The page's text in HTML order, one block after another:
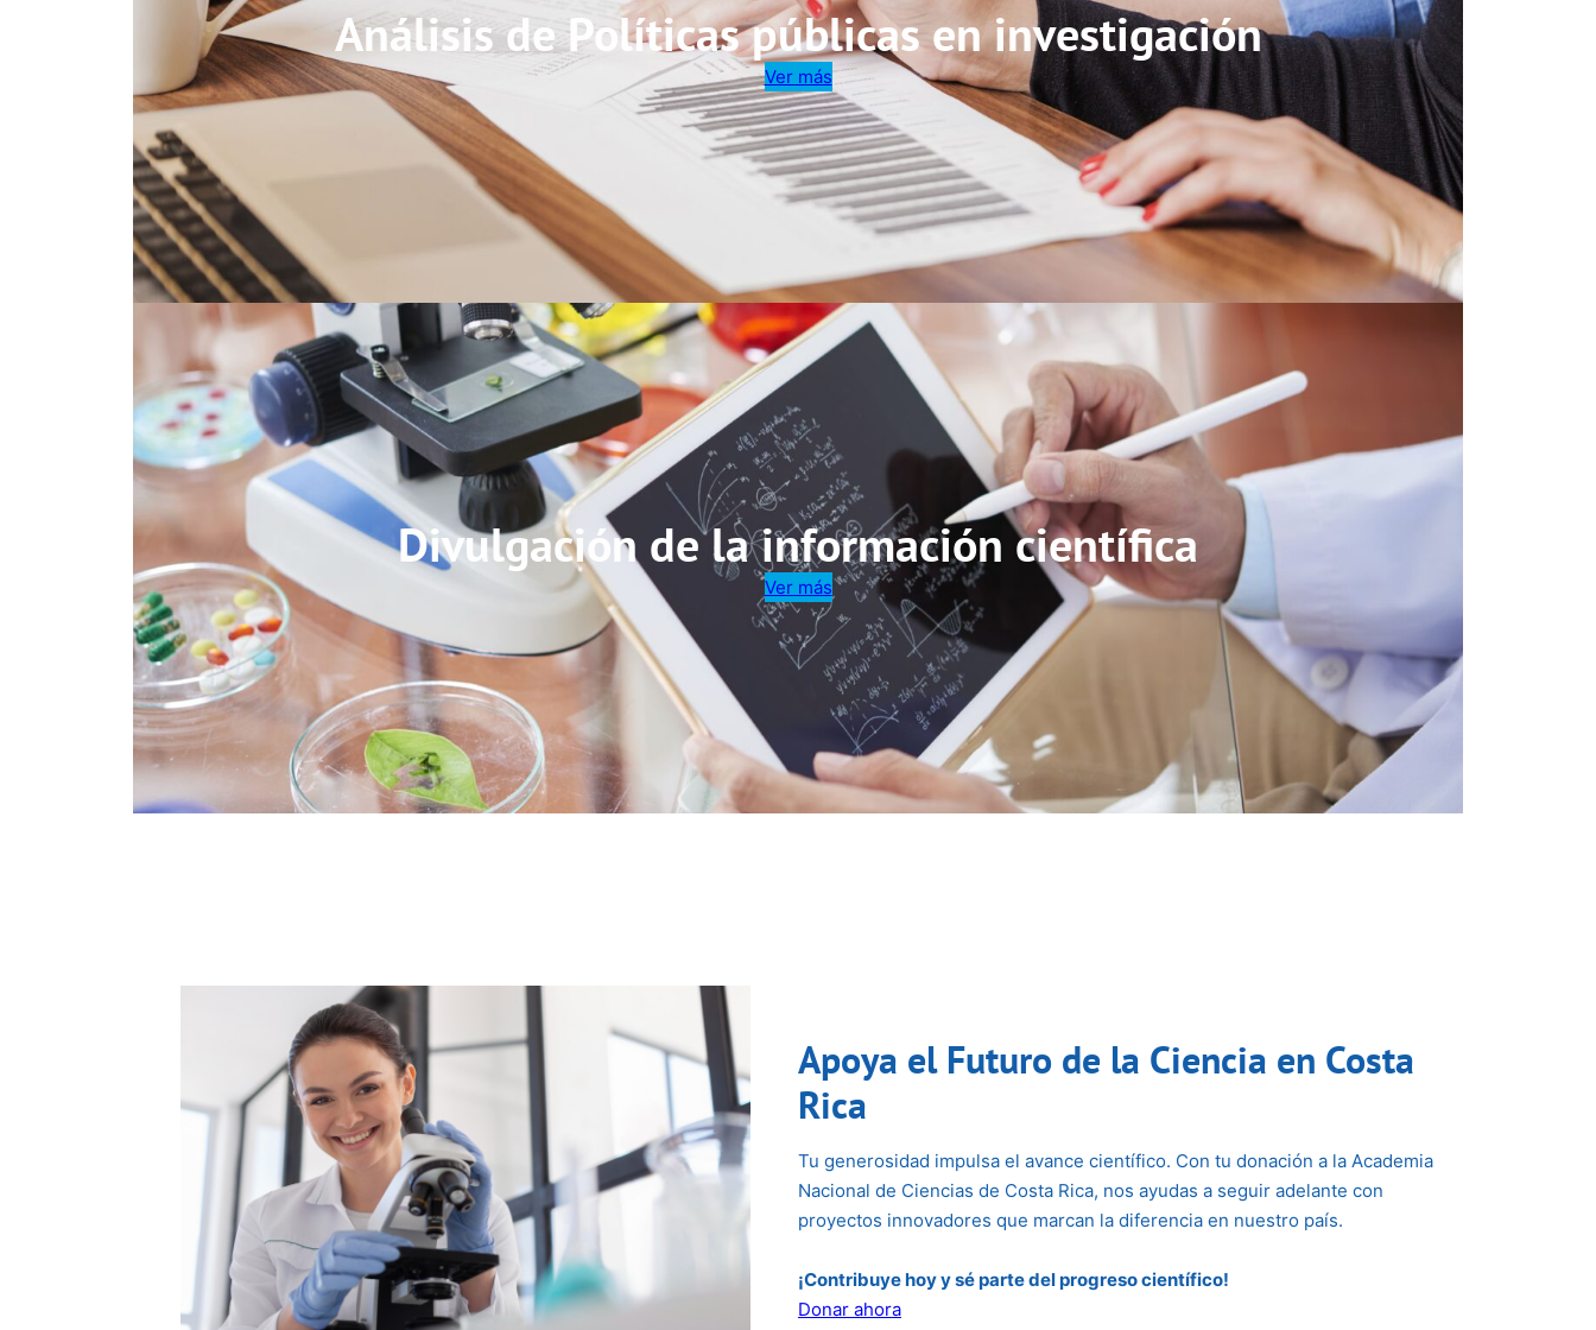
Análisis de Políticas públicas en investigación
Ver más
Divulgación de la información científica
Ver más
Apoya el Futuro de la Ciencia en Costa
Rica
Tu generosidad impulsa el avance científico. Con tu donación a la Academia
Nacional de Ciencias de Costa Rica, nos ayudas a seguir adelante con
proyectos innovadores que marcan la diferencia en nuestro país.
¡Contribuye hoy y sé parte del progreso científico!
Donar ahora